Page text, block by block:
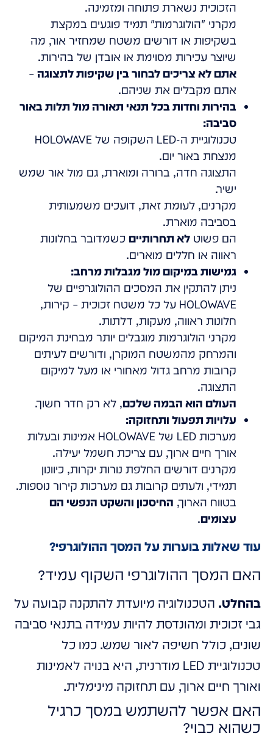
הזכוכית נשארת פתוחה ומזמינה.
מקרני "הולוגרמות" תמיד פוגעים במקצת
בשקיפות או דורשים משטח שמחזיר אור, מה
שיוצר עכירות מסוימת או אובדן של בהירות.
אתם לא צריכים לבחור בין שקיפות לתצוגה –
אתם מקבלים את שניהם.
בהירות וחדות בכל תנאי תאורה מול תלות באור
סביבה:
טכנולוגיית ה-LED השקופה של HOLOWAVE
מנצחת באור יום.
התצוגה חדה, ברורה ומוארת, גם מול אור שמש
ישיר.
מקרנים, לעומת זאת, דועכים משמעותית
בסביבה מוארת.
הם פשוט לא תחרותיים כשמדובר בחלונות
ראווה או חללים מוארים.
גמישות במיקום מול מגבלות מרחב:
ניתן להתקין את המסכים ההולוגרפיים של
HOLOWAVE על כל משטח זכוכית – קירות,
חלונות ראווה, מעקות, דלתות.
מקרני הולוגרמות מוגבלים יותר מבחינת המיקום
והמרחק מהמשטח המוקרן, ודורשים לעיתים
קרובות מרחב גדול מאחורי או מעל למיקום
התצוגה.
העולם הוא הבמה שלכם, לא רק חדר חשוך.
עלויות תפעול ותחזוקה:
מערכות LED של HOLOWAVE אמינות ובעלות
אורך חיים ארוך, עם צריכת חשמל יעילה.
מקרנים דורשים החלפת נורות יקרות, כיוונון
תמידי, ולעתים קרובות גם מערכות קירור נוספות.
בטווח הארוך, החיסכון והשקט הנפשי הם
עצומים.
עוד שאלות בוערות על המסך ההולוגרפי?
האם המסך ההולוגרפי השקוף עמיד?
בהחלט. הטכנולוגיה מיועדת להתקנה קבועה על
גבי זכוכית ומהונדסת להיות עמידה בתנאי סביבה
שונים, כולל חשיפה לאור שמש. כמו כל
טכנולוגיית LED מודרנית, היא בנויה לאמינות
ואורך חיים ארוך, עם תחזוקה מינימלית.
האם אפשר להשתמש במסך כרגיל
כשהוא כבוי?